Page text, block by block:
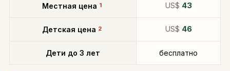
Местная цена 1 US$ 43
Детская цена 2 US$ 46
Дети до 3 лет бесплатно